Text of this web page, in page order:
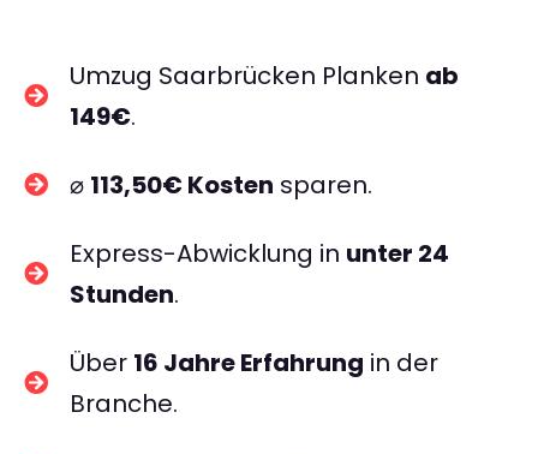
Umzug Saarbrücken Planken ab
149€.
⌀ 113,50€ Kosten sparen.
Express-Abwicklung in unter 24
Stunden.
Über 16 Jahre Erfahrung in der
Branche.